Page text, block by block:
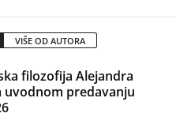
VIŠE OD AUTORA
filozofija Alejandra
uvodnom predavanju